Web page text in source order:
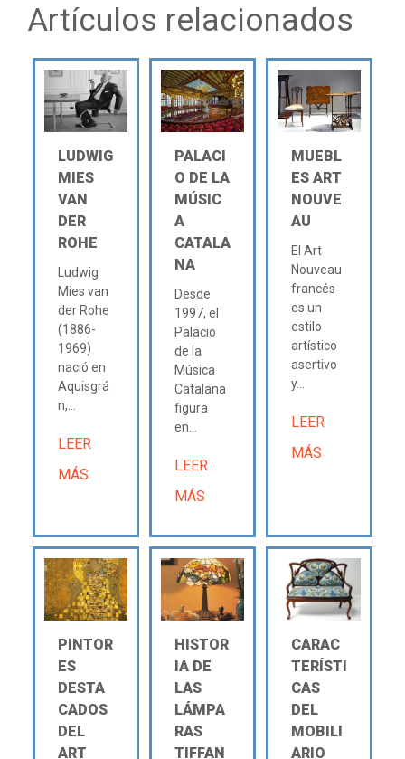
Artículos relacionados
LUDWIG
MIES
VAN
DER
ROHE
Ludwig
Mies van
der Rohe
(1886-
1969)
nació en
Aquisgrá
n,...
LEER
MÁS
PALACI
O DE LA
MÚSIC
A
CATALA
NA
Desde
1997, el
Palacio
de la
Música
Catalana
figura
en...
LEER
MÁS
MUEBL
ES ART
NOUVE
AU
El Art
Nouveau
francés
es un
estilo
artístico
asertivo
y...
LEER
MÁS
PINTOR
ES
DESTA
CADOS
DEL
ART
HISTOR
IA DE
LAS
LÁMPA
RAS
TIFFAN
CARAC
TERÍSTI
CAS
DEL
MOBILI
ARIO